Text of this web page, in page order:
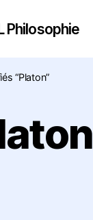
Philosophie
“Platon”